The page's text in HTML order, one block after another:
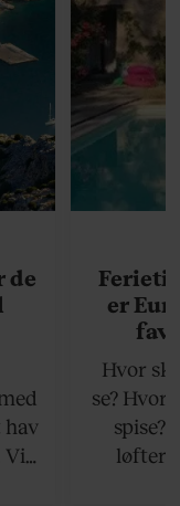
de
Vi
er
Hvor
se? Hvor
spise?
løfter